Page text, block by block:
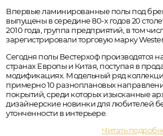
Впервые ламинированные полы под
выпущены в середине 80-х годов 20
2010 года, группа предприятий, в том
зарегистрировали торговую марку
Сегодня полы Вестерхоф производятся
странах Европы и Китая, поступая в
модификациях. Модельный ряд
примерно 10 разноплановых
покрытий, среди которых изысканные
дизайнерские новинки для любителей
утонченности в интерьере.
Читать